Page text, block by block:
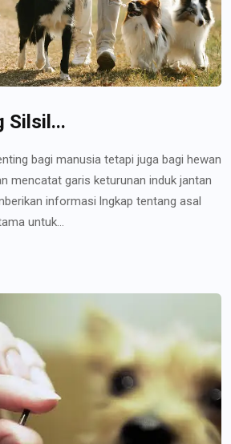
Silsil...
bagi manusia tetapi juga bagi hewan
mencatat garis keturunan induk jantan
informasi lngkap tentang asal
untuk...